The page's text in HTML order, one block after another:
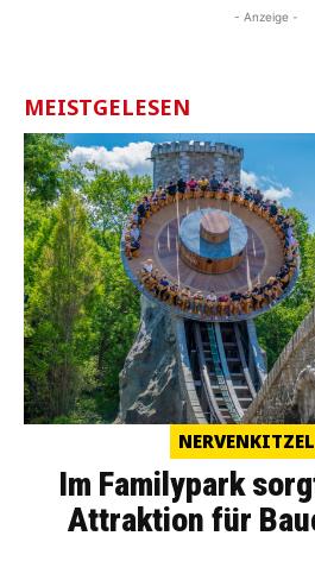
- Anzeige -
MEISTGELESEN
Im Familypark
Attraktion für